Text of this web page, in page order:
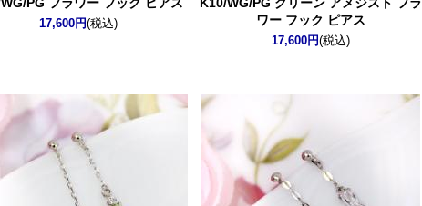
17,600円(税込)
ワー フック ピアス
17,600円(税込)